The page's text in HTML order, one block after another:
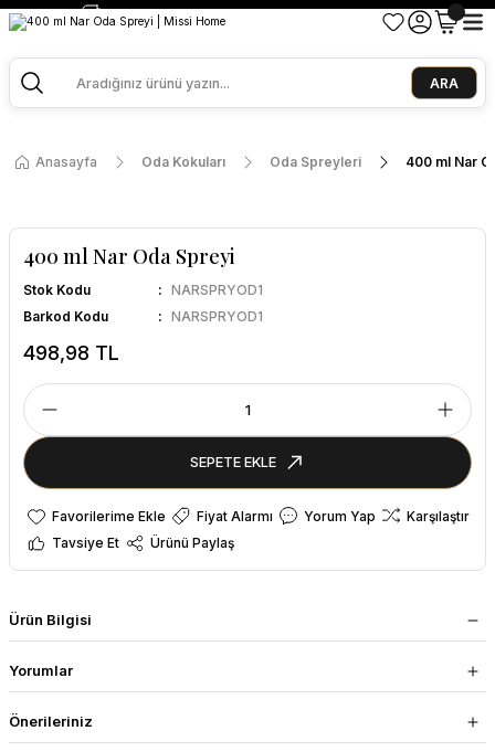
2500 TL ve Üzeri Alışverişlerde Kargo Bedava!
ARA
Anasayfa Oda Kokuları Oda Spreyleri 400 ml Nar
400 ml Nar Oda Spreyi
Stok Kodu
NARSPRYOD1
Barkod Kodu
NARSPRYOD1
498,98 TL
SEPETE EKLE
Fiyat Alarmı Yorum Yap
Karşılaştır
Tavsiye Et
Ürünü Paylaş
Ürün Bilgisi
Yorumlar
Önerileriniz